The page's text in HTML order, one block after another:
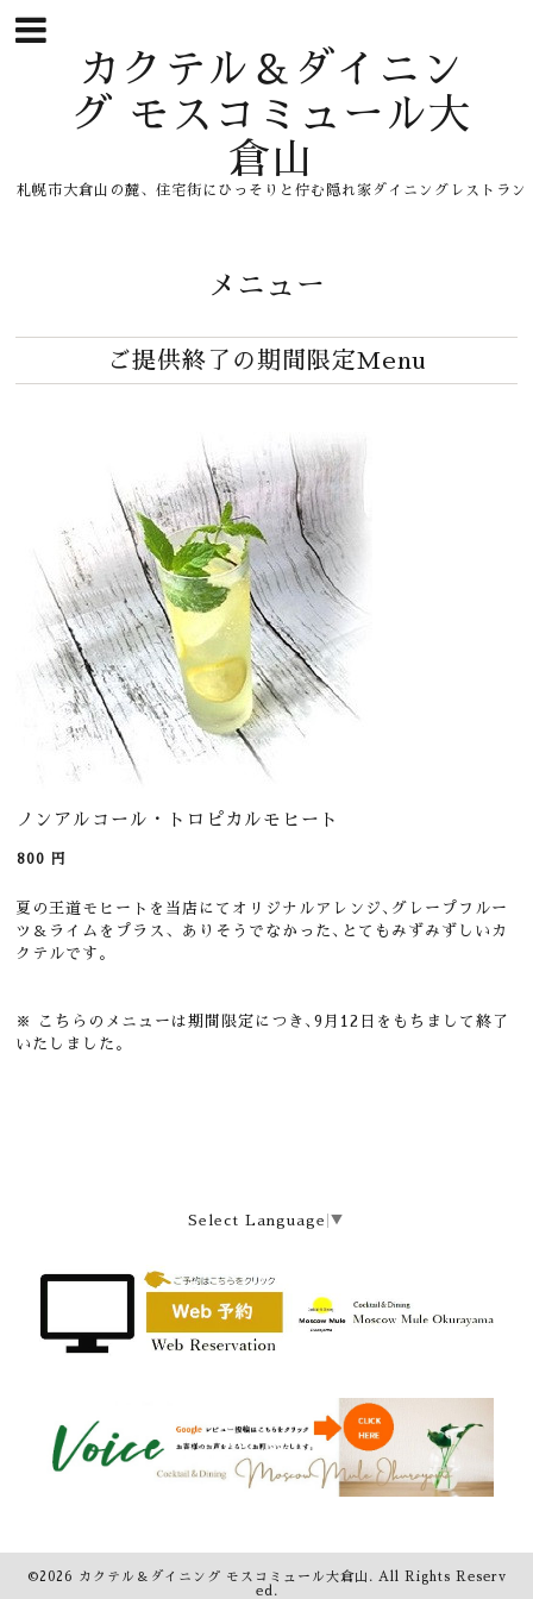
カクテル＆ダイニン
グ モスコミュール大
倉山
札幌市大倉山の麓、住宅街にひっそりと佇む隠れ家ダイニングレストラン
メニュー
ご提供終了の期間限定Menu
ノンアルコール・トロピカルモヒート
800 円
夏の王道モヒートを当店にてオリジナルアレンジ､グレープフルー
ツ＆ライムをプラス、ありそうでなかった､とてもみずみずしいカ
クテルです。
※
こちらのメニューは期間限定につき､9月12日をもちまして終了
いたしました。
Select Language ▼
©2026 カクテル＆ダイニング モスコミュール大倉山 . All Rights Reserv
ed.